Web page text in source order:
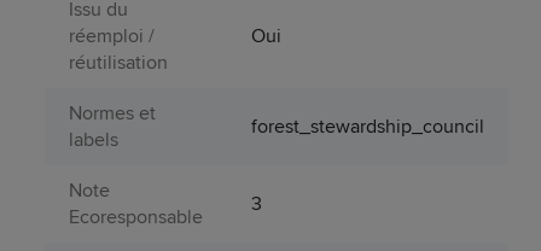
Issu du
réemploi /
réutilisation
Oui
Normes et
labels
forest_stewardship_council
Note
Ecoresponsable
3